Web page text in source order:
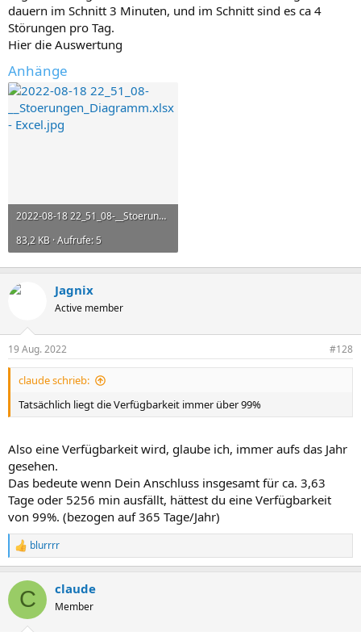
dauern im Schnitt 3 Minuten, und im Schnitt sind es ca 4
Störungen pro Tag.
Hier die Auswertung
Anhänge
2022-08-18 22_51_08-__Stoerungen_Diagramm.xlsx - Excel.jpg
83,2 KB · Aufrufe: 5
Jagnix
Active member
19 Aug. 2022 #128
claude schrieb:
Tatsächlich liegt die Verfügbarkeit immer über 99%
Also eine Verfügbarkeit wird, glaube ich, immer aufs das Jahr
gesehen.
Das bedeute wenn Dein Anschluss insgesamt für ca. 3,63
Tage oder 5256 min ausfällt, hättest du eine Verfügbarkeit
von 99%. (bezogen auf 365 Tage/Jahr)
R
e
k
i
blurrrr
C claude
Member